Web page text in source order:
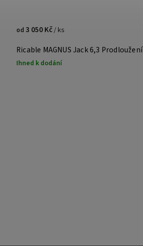
Ricable MAGNUS Jack 6,3 Prodloužení
Ihned k dodání
od 3 050 Kč/ ks